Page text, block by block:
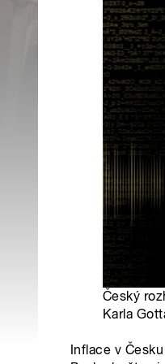
Český
Karla
Inflace v